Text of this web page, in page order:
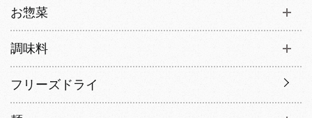
お惣菜
調味料
フリーズドライ